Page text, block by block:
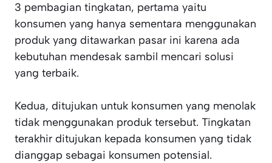
3 pembagian tingkatan, pertama yaitu
konsumen yang hanya sementara menggunakan
produk yang ditawarkan pasar ini karena ada
kebutuhan mendesak sambil mencari solusi
yang terbaik.
Kedua, ditujukan untuk konsumen yang menolak
tidak menggunakan produk tersebut. Tingkatan
terakhir ditujukan kepada konsumen yang tidak
dianggap sebagai konsumen potensial.